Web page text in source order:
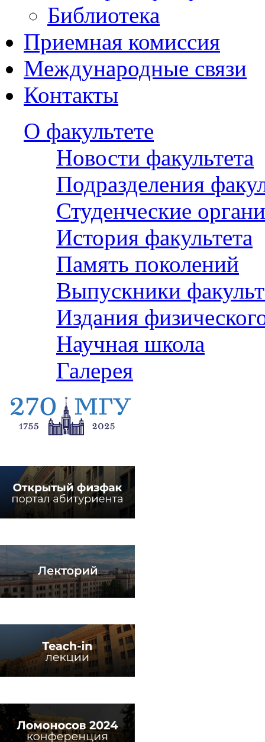
Библиотека
Приемная комиссия
Международные связи
Контакты
О факультете
Новости факультета
Подразделения
Студенческие
История факультета
Память поколений
Выпускники
Издания
Научная школа
Галерея